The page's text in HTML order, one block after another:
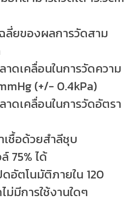
ลี่ยของผลการวัดสาม
าดเคลื่อนในการวัดความ
(+/- 0.4kPa)
าดเคลื่อนในการวัดอัตรา
เชื้อด้วยสำลีชุบ
75% ได้
ดอัตโนมัติภายใน 120
ม่มีการใช้งานใดๆ